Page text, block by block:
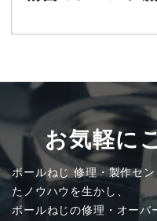
お気軽に
ボールねじ 修理・製作セ
たノウハウを生かし、
ボールねじの修理・オー